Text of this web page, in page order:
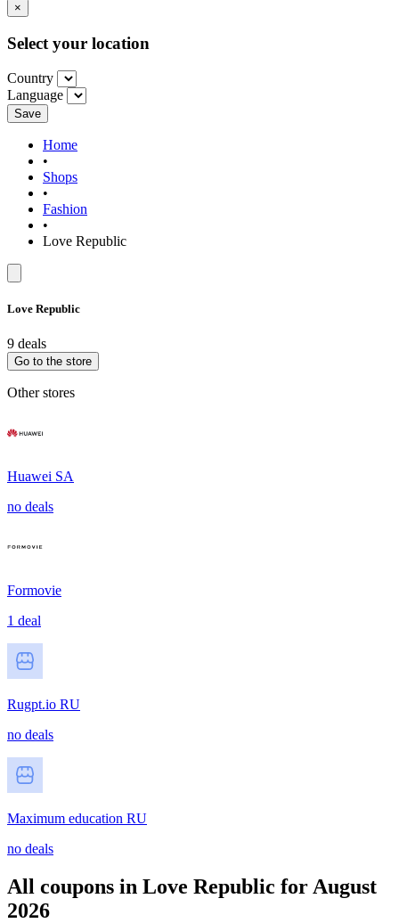
×
Select your location
Country
Language
Save
Home
•
Shops
•
Fashion
•
Love Republic
Love Republic
9 deals
Go to the store
Other stores
Huawei SA
no deals
Formovie
1 deal
Rugpt.io RU
no deals
Maximum education RU
no deals
All coupons in Love Republic for August
2026